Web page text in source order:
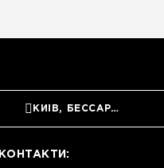
КИЇВ, БЕССАРАБСЬКА
КОНТАКТИ: